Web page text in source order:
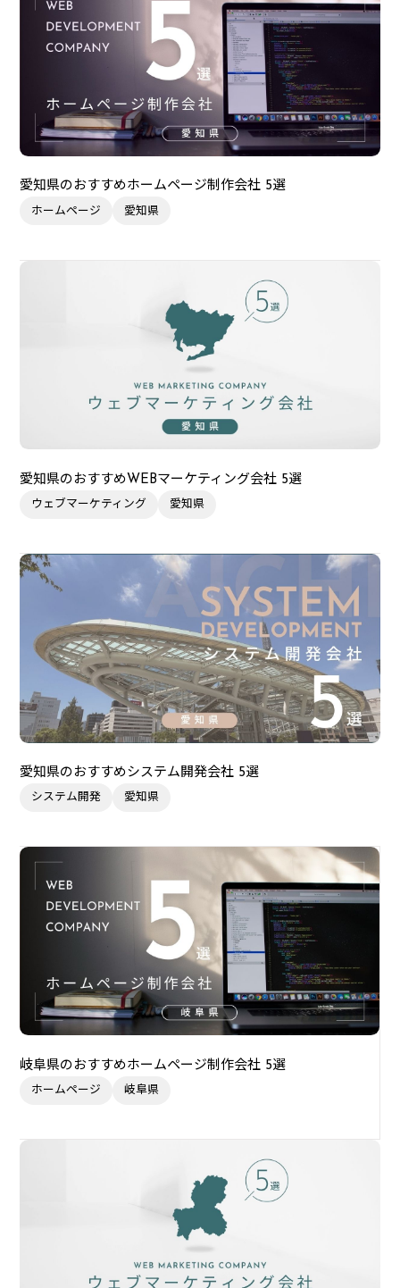
愛知県のおすすめホームページ制作会社 5選
ホームページ 愛知県
愛知県のおすすめWEBマーケティング会社 5選
ウェブマーケティング 愛知県
愛知県のおすすめシステム開発会社 5選
システム開発 愛知県
岐阜県のおすすめホームページ制作会社 5選
ホームページ 岐阜県